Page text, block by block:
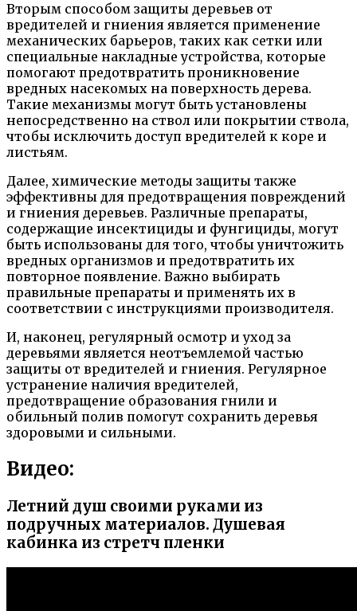
Вторым способом защиты деревьев от
вредителей и гниения является применение
механических барьеров, таких как сетки или
специальные накладные устройства, которые
помогают предотвратить проникновение
вредных насекомых на поверхность дерева.
Такие механизмы могут быть установлены
непосредственно на ствол или покрытии ствола,
чтобы исключить доступ вредителей к коре и
листьям.
Далее, химические методы защиты также
эффективны для предотвращения повреждений
и гниения деревьев. Различные препараты,
содержащие инсектициды и фунгициды, могут
быть использованы для того, чтобы уничтожить
вредных организмов и предотвратить их
повторное появление. Важно выбирать
правильные препараты и применять их в
соответствии с инструкциями производителя.
И, наконец, регулярный осмотр и уход за
деревьями является неотъемлемой частью
защиты от вредителей и гниения. Регулярное
устранение наличия вредителей,
предотвращение образования гнили и
обильный полив помогут сохранить деревья
здоровыми и сильными.
Видео:
Летний душ своими руками из
подручных материалов. Душевая
кабинка из стретч пленки